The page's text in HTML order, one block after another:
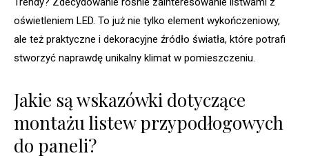
oświetleniem LED. To już nie tylko element wykończeniowy,
ale też praktyczne i dekoracyjne źródło światła, które potrafi
stworzyć naprawdę unikalny klimat w pomieszczeniu.
Jakie są wskazówki dotyczące
montażu listew przypodłogowych
do paneli?